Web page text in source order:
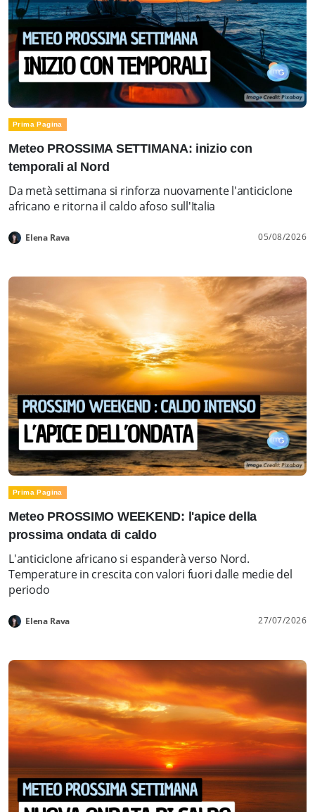
Prima Pagina
Meteo PROSSIMA SETTIMANA: inizio con
temporali al Nord
Da metà settimana si rinforza nuovamente l'anticiclone
africano e ritorna il caldo afoso sull'Italia
Elena Rava 05/08/2026
Prima Pagina
Meteo PROSSIMO WEEKEND: l'apice della
prossima ondata di caldo
L'anticiclone africano si espanderà verso Nord.
Temperature in crescita con valori fuori dalle medie del
periodo
Elena Rava 27/07/2026